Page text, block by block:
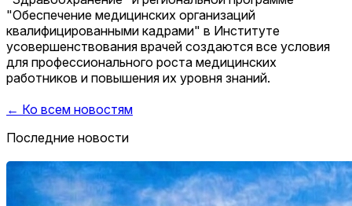
"Обеспечение медицинских организаций
квалифицированными кадрами" в Институте
усовершенствования врачей создаются все условия
для профессионального роста медицинских
работников и повышения их уровня знаний.
← Ко всем новостям
Последние новости